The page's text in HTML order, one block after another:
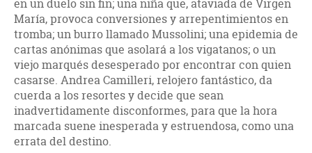
en un duelo sin fin; una niña que, ataviada de Virgen
María, provoca conversiones y arrepentimientos en
tromba; un burro llamado Mussolini; una epidemia de
cartas anónimas que asolará a los vigatanos; o un
viejo marqués desesperado por encontrar con quien
casarse. Andrea Camilleri, relojero fantástico, da
cuerda a los resortes y decide que sean
inadvertidamente disconformes, para que la hora
marcada suene inesperada y estruendosa, como una
errata del destino.